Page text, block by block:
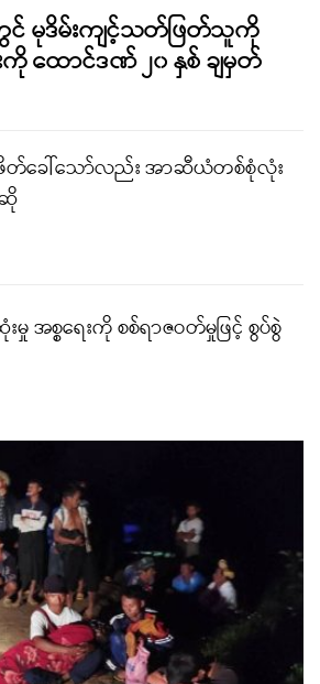
င် မုဒိမ်းကျင့်သတ်ဖြတ်သူကို
ထောင်ဒဏ် ၂၀ နှစ် ချမှတ်
တ်ခေါ်သော်လည်း အာဆီယံတစ်စုံလုံး
အစ္စရေးကို စစ်ရာဇဝတ်မှုဖြင့် စွပ်စွဲ